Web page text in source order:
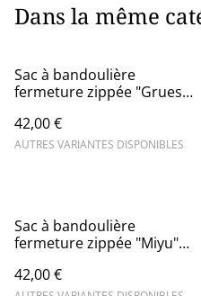
Dans la même
Sac à bandoulière
fermeture zippée "Grues"
42,00 €
AUTRES VARIANTES DISPONIBLES
Sac à bandoulière
fermeture zippée "Miyu"
42,00 €